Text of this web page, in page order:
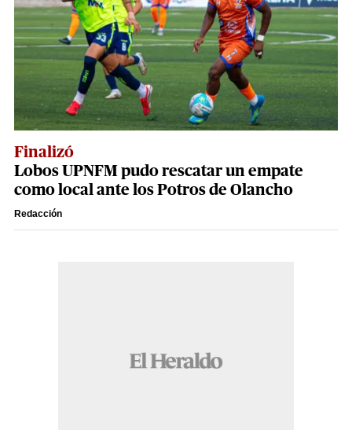
Finalizó
Lobos UPNFM pudo rescatar un empate
como local ante los Potros de Olancho
Redacción